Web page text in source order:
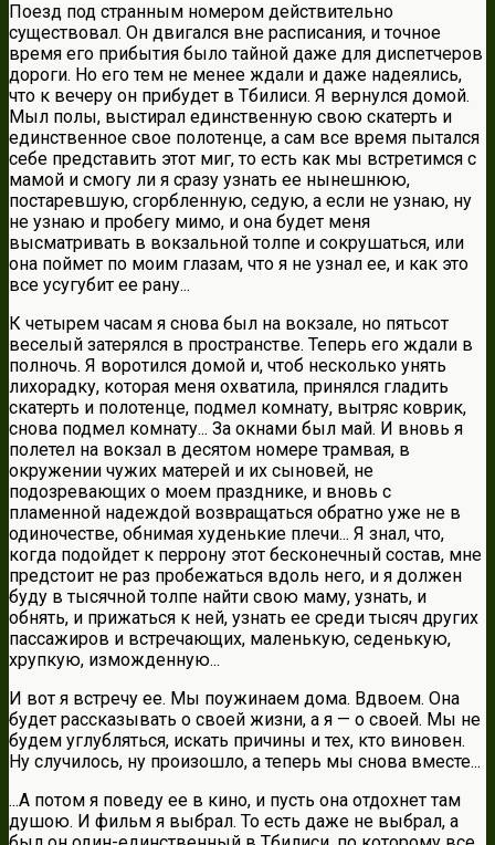
Поезд под странным номером действительно
существовал. Он двигался вне расписания, и точное
время его прибытия было тайной даже для диспетчеров
дороги. Но его тем не менее ждали и даже надеялись,
что к вечеру он прибудет в Тбилиси. Я вернулся домой.
Мыл полы, выстирал единственную свою скатерть и
единственное свое полотенце, а сам все время пытался
себе представить этот миг, то есть как мы встретимся с
мамой и смогу ли я сразу узнать ее нынешнюю,
постаревшую, сгорбленную, седую, а если не узнаю, ну
не узнаю и пробегу мимо, и она будет меня
высматривать в вокзальной толпе и сокрушаться, или
она поймет по моим глазам, что я не узнал ее, и как это
все усугубит ее рану...
К четырем часам я снова был на вокзале, но пятьсот
веселый затерялся в пространстве. Теперь его ждали в
полночь. Я воротился домой и, чтоб несколько унять
лихорадку, которая меня охватила, принялся гладить
скатерть и полотенце, подмел комнату, вытряс коврик,
снова подмел комнату... За окнами был май. И вновь я
полетел на вокзал в десятом номере трамвая, в
окружении чужих матерей и их сыновей, не
подозревающих о моем празднике, и вновь с
пламенной надеждой возвращаться обратно уже не в
одиночестве, обнимая худенькие плечи... Я знал, что,
когда подойдет к перрону этот бесконечный состав, мне
предстоит не раз пробежаться вдоль него, и я должен
буду в тысячной толпе найти свою маму, узнать, и
обнять, и прижаться к ней, узнать ее среди тысяч других
пассажиров и встречающих, маленькую, седенькую,
хрупкую, изможденную...
И вот я встречу ее. Мы поужинаем дома. Вдвоем. Она
будет рассказывать о своей жизни, а я — о своей. Мы не
будем углубляться, искать причины и тех, кто виновен.
Ну случилось, ну произошло, а теперь мы снова вместе...
...А потом я поведу ее в кино, и пусть она отдохнет там
душою. И фильм я выбрал. То есть даже не выбрал, а